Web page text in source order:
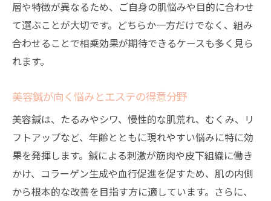
層や特徴が異なるため、ご自身の肌悩みや目的に合わせ
て選ぶことが大切です。どちらか一方だけでなく、組み
合わせることで相乗効果が期待できるケースも多く見ら
れます。
美容鍼が向く悩みとエステの得意分野
美容鍼は、たるみやシワ、慢性的な肌荒れ、むくみ、リ
フトアップなど、年齢とともに現れやすい悩みに特に効
果を発揮します。鍼による刺激が筋肉や皮下組織に働き
かけ、コラーゲン生成や血行促進を促すため、肌の内側
から根本的な改善を目指す方に適しています。さらに、